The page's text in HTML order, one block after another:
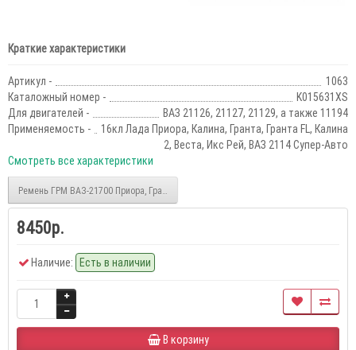
Краткие характеристики
Артикул -
1063
Каталожный номер -
K015631XS
Для двигателей -
ВАЗ 21126, 21127, 21129, а также 11194
Применяемость -
16кл Лада Приора, Калина, Гранта, Гранта FL, Калина
2, Веста, Икс Рей, ВАЗ 2114 Супер-Авто
Смотреть все характеристики
Ремень ГРМ ВАЗ-21700 Приора, Гранта, Веста 5631XS GATES
8450р.
Наличие: Есть в наличии
В корзину